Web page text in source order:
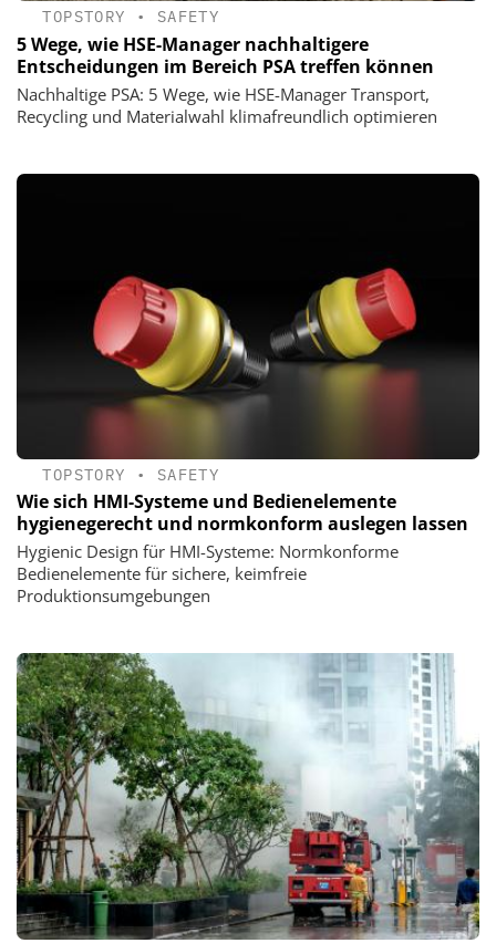
TOPSTORY • SAFETY
5 Wege, wie HSE-Manager nachhaltigere
Entscheidungen im Bereich PSA treffen können
Nachhaltige PSA: 5 Wege, wie HSE-Manager Transport,
Recycling und Materialwahl klimafreundlich optimieren
TOPSTORY • SAFETY
Wie sich HMI-Systeme und Bedienelemente
hygienegerecht und normkonform auslegen lassen
Hygienic Design für HMI-Systeme: Normkonforme
Bedienelemente für sichere, keimfreie
Produktionsumgebungen